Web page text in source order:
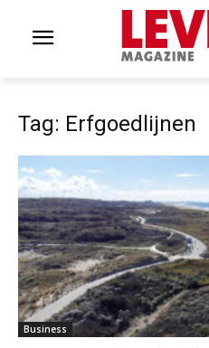
Tag: Erfgoedlijnen
Business